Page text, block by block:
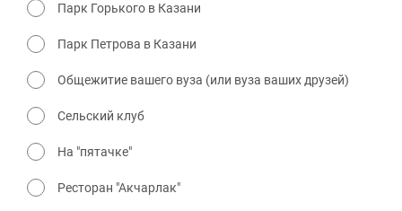
Парк Горького в Казани
Парк Петрова в Казани
Общежитие вашего вуза (или вуза ваших друзей)
Сельский клуб
На "пятачке"
Ресторан "Акчарлак"